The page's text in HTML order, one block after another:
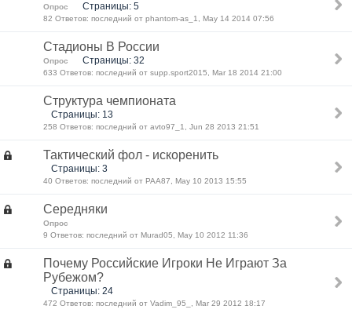
Опрос Страницы: 5
82 Ответов: последний от phantom-as_1, May 14 2014 07:56
Стадионы В России
Опрос Страницы: 32
633 Ответов: последний от supp.sport2015, Mar 18 2014 21:00
Структура чемпионата
Страницы: 13
258 Ответов: последний от avto97_1, Jun 28 2013 21:51
Тактический фол - искоренить
Страницы: 3
40 Ответов: последний от PAA87, May 10 2013 15:55
Середняки
Опрос
9 Ответов: последний от Murad05, May 10 2012 11:36
Почему Российские Игроки Не Играют За
Рубежом?
Страницы: 24
472 Ответов: последний от Vadim_95_, Mar 29 2012 18:17